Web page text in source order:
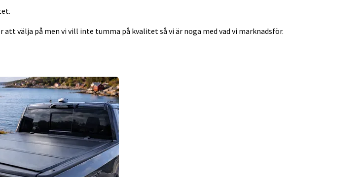
välja på men vi vill inte tumma på kvalitet så vi är noga med vad vi marknadsför.